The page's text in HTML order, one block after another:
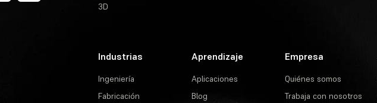
3D
Industrias
Ingeniería
Fabricación
Aprendizaje
Aplicaciones
Blog
Empresa
Quiénes somos
Trabaja con nosotros